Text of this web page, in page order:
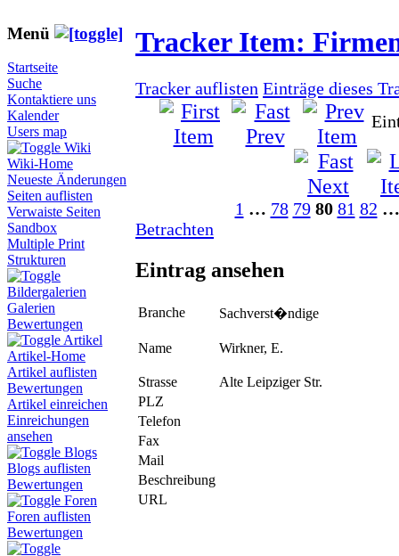
Menü
Startseite
Suche
Kontaktiere uns
Kalender
Users map
Wiki
Wiki-Home
Neueste Änderungen
Seiten auflisten
Verwaiste Seiten
Sandbox
Multiple Print
Strukturen
Bildergalerien
Galerien
Bewertungen
Artikel
Artikel-Home
Artikel auflisten
Bewertungen
Artikel einreichen
Einreichungen
ansehen
Blogs
Blogs auflisten
Bewertungen
Foren
Foren auflisten
Bewertungen
Tracker Item:
Tracker auflisten Einträge dieses
1 … 78 79 80 81 82 …
Betrachten
Eintrag ansehen
Branche Sachverst�ndige
Name Wirkner, E.
Strasse
Alte Leipziger Str.
PLZ
Telefon
Fax
Mail
Beschreibung
URL